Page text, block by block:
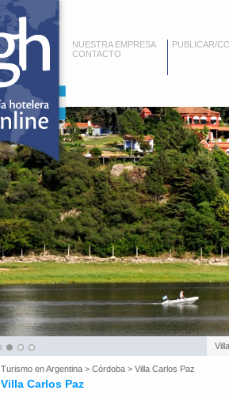
NUESTRA EMPRESA
CONTACTO
PUBLICAR/
Turismo enArgentina > Córdoba > Villa Carlos Paz
Villa Carlos Paz